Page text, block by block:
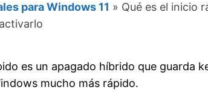
para Windows 11 » Qué es el inicio
es un apagado híbrido que guarda
mucho más rápido.